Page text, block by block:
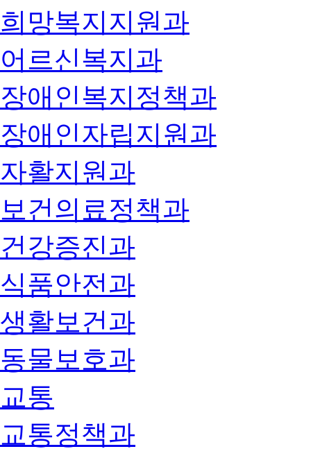
희망복지지원과
어르신복지과
장애인복지정책과
장애인자립지원과
자활지원과
보건의료정책과
건강증진과
식품안전과
생활보건과
동물보호과
교통
교통정책과